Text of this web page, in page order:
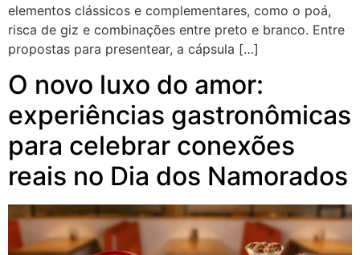
elementos clássicos e complementares, como o poá,
risca de giz e combinações entre preto e branco. Entre
propostas para presentear, a cápsula […]
O novo luxo do amor:
experiências gastronômicas
para celebrar conexões
reais no Dia dos Namorados